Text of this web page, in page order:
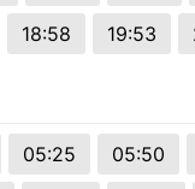
18:58 19:53
05:25 05:50